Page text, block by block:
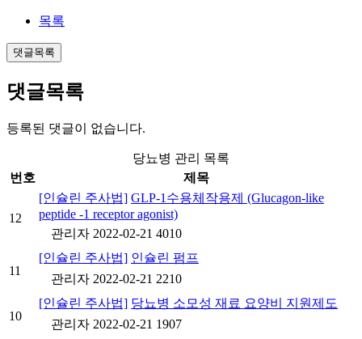
목록
댓글목록
댓글목록
등록된 댓글이 없습니다.
당뇨병 관리 목록
번호
제목
12
[인슐린 주사법] GLP-1수용체작용제 (Glucagon-like
peptide -1 receptor agonist)
관리자 2022-02-21 4010
11
[인슐린 주사법] 인슐린 펌프
관리자 2022-02-21 2210
10
[인슐린 주사법] 당뇨병 소모성 재료 요양비 지원제도
관리자 2022-02-21 1907